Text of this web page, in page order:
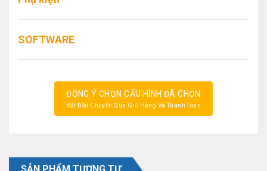
SOFTWARE
ĐỒNG Ý CHỌN CẤU HÌNH ĐÃ CHỌN
Bắt Đầu Chuyển Qua Giỏ Hàng Và Thanh Toán